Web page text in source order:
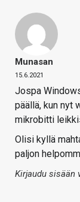
Munasan
15.6.2021
Jospa
päällä, kun nyt
mikrobitti
Olisi kyllä
paljon
Kirjaudu sisään